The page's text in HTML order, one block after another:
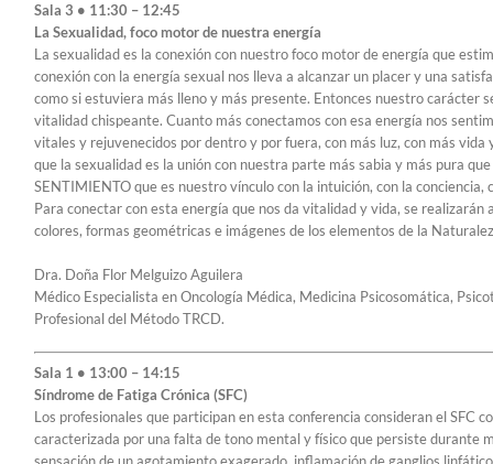
Sala 3 • 11:30 – 12:45
La Sexualidad, foco motor de nuestra energía
La sexualidad es la conexión con nuestro foco motor de energía que
conexión con la energía sexual nos lleva a alcanzar un placer y una
como si estuviera más lleno y más presente. Entonces nuestro carácter
vitalidad chispeante. Cuanto más conectamos con esa energía nos
vitales y rejuvenecidos por dentro y por fuera, con más luz, con más vida
que la sexualidad es la unión con nuestra parte más sabia y más pura
SENTIMIENTO que es nuestro vínculo con la intuición, con la
Para conectar con esta energía que nos da vitalidad y vida, se realizarán
colores, formas geométricas e imágenes de los elementos de la
Dra. Doña Flor Melguizo Aguilera
Médico Especialista en Oncología Médica, Medicina Psicosomática,
Profesional del Método TRCD.
Sala 1 • 13:00 – 14:15
Síndrome de Fatiga Crónica (SFC)
Los profesionales que participan en esta conferencia consideran el SFC
caracterizada por una falta de tono mental y físico que persiste durante